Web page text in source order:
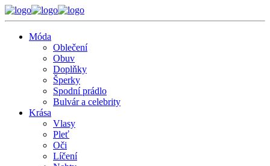
Móda
Oblečení
Obuv
Doplňky
Šperky
Spodní prádlo
Bulvár a celebrity
Krása
Vlasy
Pleť
Oči
Líčení